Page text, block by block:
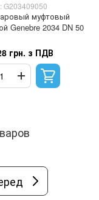
G203409050
муфтовый
Genebre 2034 DN 50
грн. з ПДВ